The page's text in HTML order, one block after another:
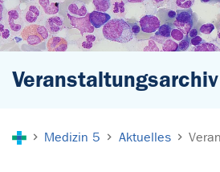
Veranstaltungsarchiv
Medizin 5 Aktuelles